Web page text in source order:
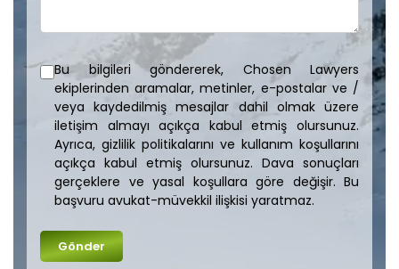
Bu bilgileri göndererek, Chosen Lawyers
ekiplerinden aramalar, metinler, e-postalar ve /
veya kaydedilmiş mesajlar dahil olmak üzere
iletişim almayı açıkça kabul etmiş olursunuz.
Ayrıca, gizlilik politikalarını ve kullanım koşullarını
açıkça kabul etmiş olursunuz. Dava sonuçları
gerçeklere ve yasal koşullara göre değişir. Bu
başvuru avukat-müvekkil ilişkisi yaratmaz.